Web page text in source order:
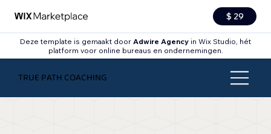
$ 29
Deze template is gemaakt door Adwire Agency in Wix Studio, hét
platform voor online bureaus en ondernemingen.